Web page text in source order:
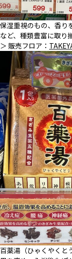
保湿重視のもの、香り
など、種類豊富に取り
＞ 販売フロア：
百薬湯（ひゃくやくと